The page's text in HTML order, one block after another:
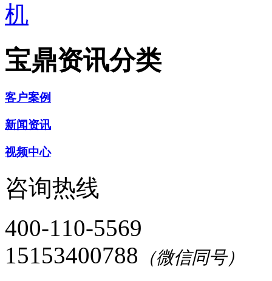
机
宝鼎资讯分类
客户案例
新闻资讯
视频中心
咨询热线
400-110-5569
15153400788 （微信同号）